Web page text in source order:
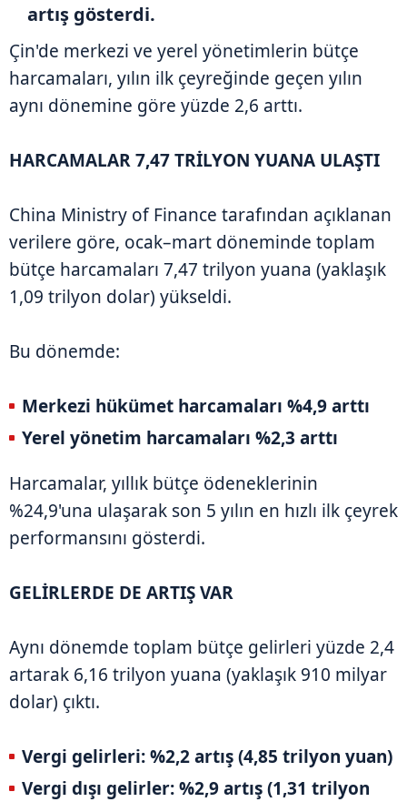
artış gösterdi.
Çin'de merkezi ve yerel yönetimlerin bütçe
harcamaları, yılın ilk çeyreğinde geçen yılın
aynı dönemine göre yüzde 2,6 arttı.
HARCAMALAR 7,47 TRİLYON YUANA ULAŞTI
China Ministry of Finance tarafından açıklanan
verilere göre, ocak–mart döneminde toplam
bütçe harcamaları 7,47 trilyon yuana (yaklaşık
1,09 trilyon dolar) yükseldi.
Bu dönemde:
Merkezi hükümet harcamaları %4,9 arttı
Yerel yönetim harcamaları %2,3 arttı
Harcamalar, yıllık bütçe ödeneklerinin
%24,9'una ulaşarak son 5 yılın en hızlı ilk çeyrek
performansını gösterdi.
GELİRLERDE DE ARTIŞ VAR
Aynı dönemde toplam bütçe gelirleri yüzde 2,4
artarak 6,16 trilyon yuana (yaklaşık 910 milyar
dolar) çıktı.
Vergi gelirleri: %2,2 artış (4,85 trilyon yuan)
Vergi dışı gelirler: %2,9 artış (1,31 trilyon